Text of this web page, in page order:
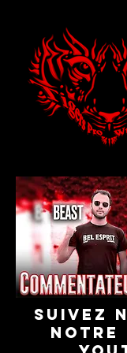
suivez
notre